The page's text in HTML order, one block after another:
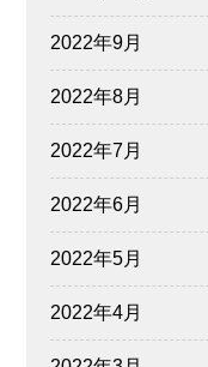
2022年9月
2022年8月
2022年7月
2022年6月
2022年5月
2022年4月